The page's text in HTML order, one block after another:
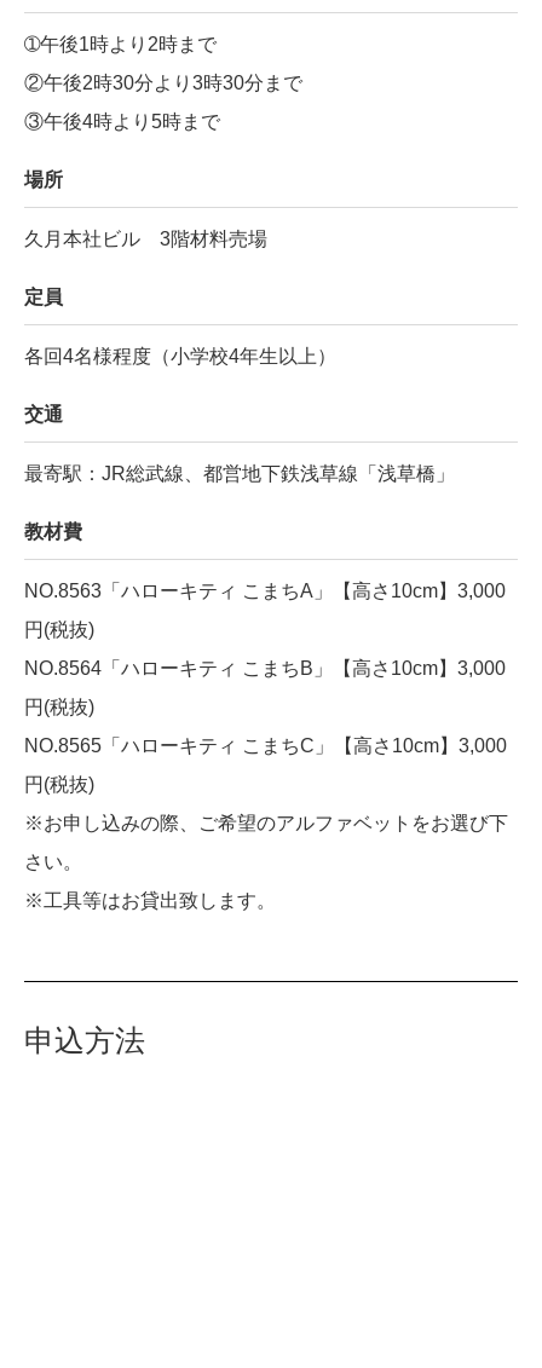
➀午後1時より2時まで
②午後2時30分より3時30分まで
③午後4時より5時まで
場所
久月本社ビル 3階材料売場
定員
各回4名様程度（小学校4年生以上）
交通
最寄駅：JR総武線、都営地下鉄浅草線「浅草橋」
教材費
NO.8563「ハローキティ こまちA」【高さ10cm】3,000
円(税抜)
NO.8564「ハローキティ こまちB」【高さ10cm】3,000
円(税抜)
NO.8565「ハローキティ こまちC」【高さ10cm】3,000
円(税抜)
※お申し込みの際、ご希望のアルファベットをお選び下
さい。
※工具等はお貸出致します。
申込方法